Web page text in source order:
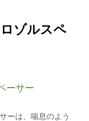
ゾルスペ
ーサー
ーは、喘息のよう